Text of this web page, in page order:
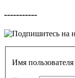
-----------
Имя пользователя